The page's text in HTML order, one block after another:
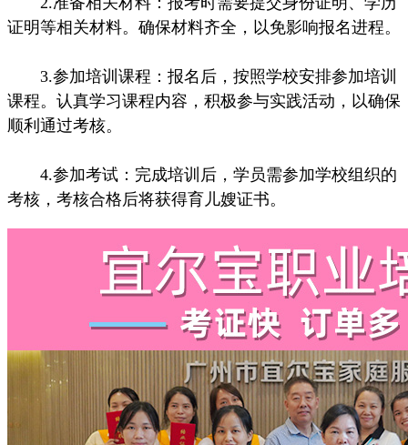
证明等相关材料。确保材料齐全，以免影响报名进程。
3.参加培训课程：报名后，按照学校安排参加培训
课程。认真学习课程内容，积极参与实践活动，以确保
顺利通过考核。
4.参加考试：完成培训后，学员需参加学校组织的
考核，考核合格后将获得育儿嫂证书。